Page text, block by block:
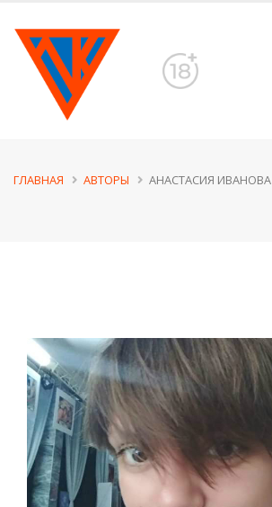
ГЛАВНАЯ АВТОРЫ АНАСТАСИЯ ИВАНОВА